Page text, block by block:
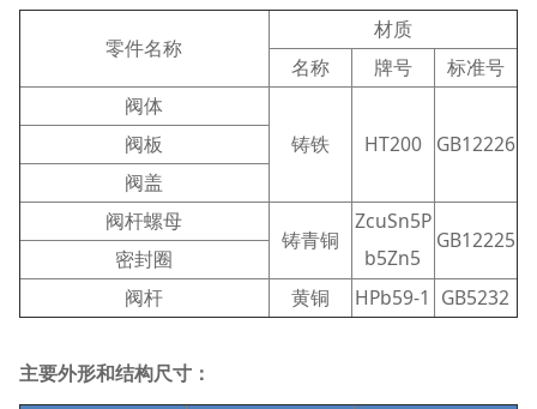
零件名称
材质
名称
牌号
标准号
阀体
铸铁
HT200 GB12226
阀板
阀盖
阀杆螺母
铸青铜
ZcuSn5P
b5Zn5
GB12225
密封圈
阀杆
黄铜 HPb59-1 GB5232
主要外形和结构尺寸：